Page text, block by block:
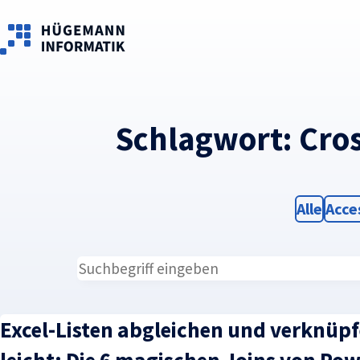
Schlagwort:
Filter
Alle
Excel-Listen abgleichen und